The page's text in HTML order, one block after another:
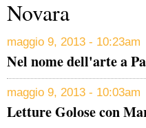
Novara
maggio 9, 2013 - 10:23am
Nel nome dell'arte a
maggio 9, 2013 - 10:03am
Letture Golose con